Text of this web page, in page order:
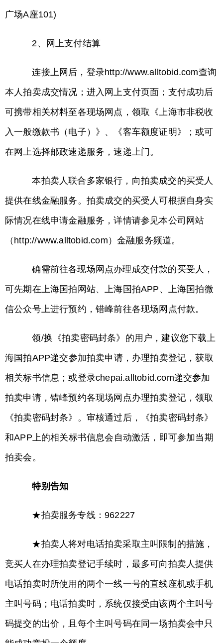
广场A座101)
2、网上支付结算
连接上网后，登录http://www.alltobid.com查询
本人拍卖成交情况；进入网上支付页面；支付成功后
可携带相关材料至各现场网点，领取《上海市非税收
入一般缴款书（电子）》、《客车额度证明》；或可
在网上选择邮政速递服务，速递上门。
本拍卖人联合多家银行，向拍卖成交的买受人
提供在线金融服务。拍卖成交的买受人可根据自身实
际情况在线申请金融服务，详情请参见本公司网站
（http://www.alltobid.com）金融服务频道。
确需前往各现场网点办理成交付款的买受人，
可先期在上海国拍网站、上海国拍APP、上海国拍微
信公众号上进行预约，错峰前往各现场网点付款。
领/换《拍卖密码封条》的用户，建议您下载上
海国拍APP递交参加拍卖申请，办理拍卖登记，获取
相关标书信息；或登录chepai.alltobid.com递交参加
拍卖申请，错峰预约各现场网点办理拍卖登记，领取
《拍卖密码封条》。审核通过后，《拍卖密码封条》
和APP上的相关标书信息会自动激活，即可参加当期
拍卖会。
特别告知
★拍卖服务专线：962227
★拍卖人将对电话拍卖采取主叫限制的措施，
竞买人在办理拍卖登记手续时，最多可向拍卖人提供
电话拍卖时所使用的两个一线一号的直线座机或手机
主叫号码；电话拍卖时，系统仅接受由该两个主叫号
码提交的出价，且每个主叫号码在同一场拍卖会中只